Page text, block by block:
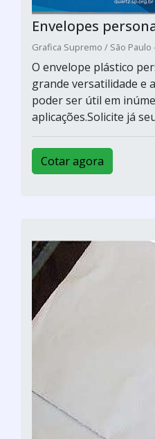
Envelopes
Grafica Supremo / São Paulo
O envelope plástico
grande versatilidade e
poder ser útil em
aplicações.Solicite já
Cotar agora